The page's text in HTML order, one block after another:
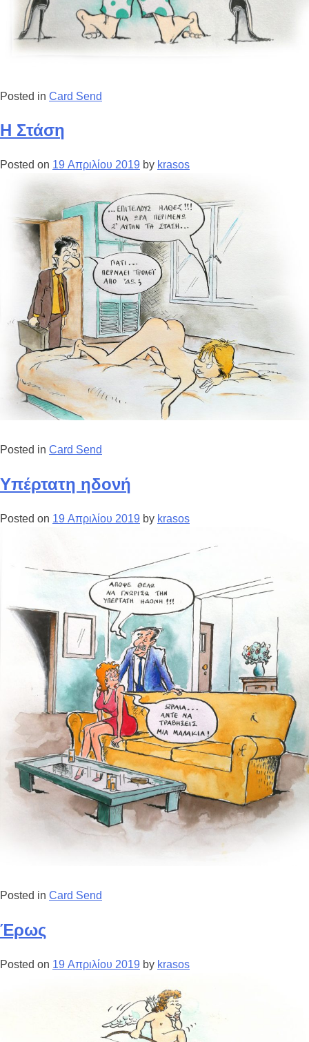
Posted in Card Send
Η Στάση
Posted on 19 Απριλίου 2019 by krasos
Posted in Card Send
Υπέρτατη ηδονή
Posted on 19 Απριλίου 2019 by krasos
Posted in Card Send
Έρως
Posted on 19 Απριλίου 2019 by krasos